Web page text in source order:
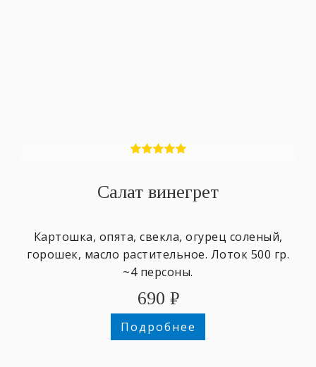
Салат винегрет
Картошка, опята, свекла, огурец соленый,
горошек, масло растительное. Лоток 500 гр.
~4 персоны.
690 ₽
Подробнее